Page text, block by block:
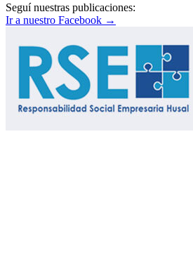
Seguí nuestras publicaciones:
Ir a nuestro Facebook →